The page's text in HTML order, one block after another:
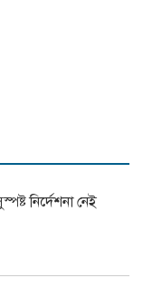
নির্দেশনা নেই